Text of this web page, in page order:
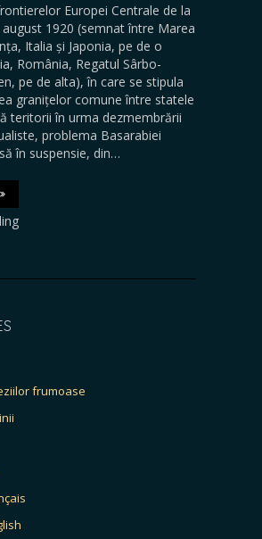
Europei Centrale de la
august 1920 (semnat între Marea
Italia și Japonia, pe de o
România, Regatul Sârbo-
pe de alta), în care se stipula
granițelor comune între statele
teritorii în urma dezmembrării
problema Basarabiei
în suspensie, din…
frumoase